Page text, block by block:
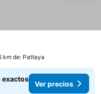
km de: Pattaya
exactos
Ver precios